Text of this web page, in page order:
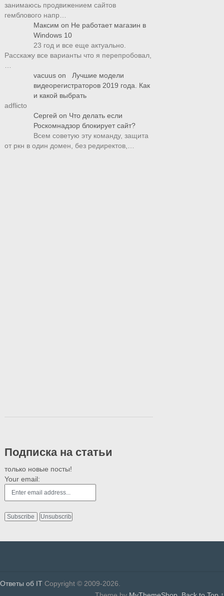
занимаюсь продвижением сайтов
гемблового напр…
Максим on Не работает магазин в
Windows 10
23 год и все еще актуально.
Расскажу все варианты что я перепробовал,
vacuus on
Лучшие модели
видеорегистраторов 2019 года. Как
и какой выбрать
adflicto
Сергей on Что делать если
Роскомнадзор блокирует сайт?
Всем советую эту команду, защита
от ркн в один домен, без редиректов,…
Подписка на статьи
только новые посты!
Your email:
Ответы об IT Copyright © 2009-2026.